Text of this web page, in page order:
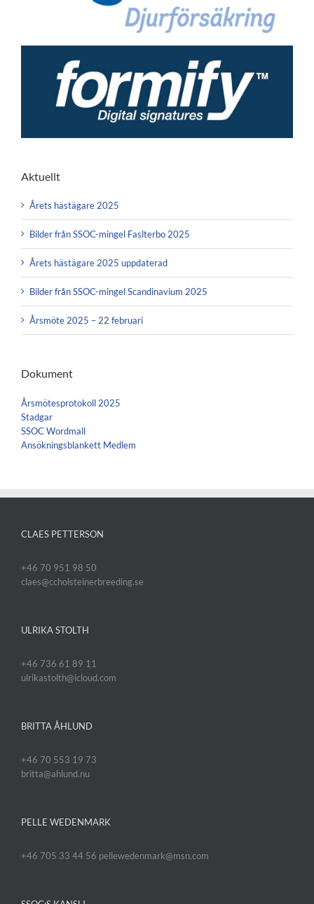
Aktuellt
Årets hästägare 2025
Bilder från SSOC-mingel Faslterbo 2025
Årets hästägare 2025 uppdaterad
Bilder från SSOC-mingel Scandinavium 2025
Årsmöte 2025 – 22 februari
Dokument
Årsmötesprotokoll 2025
Stadgar
SSOC Wordmall
Ansökningsblankett Medlem
CLAES PETTERSON
+46 70 951 98 50
claes@ccholsteinerbreeding.se
ULRIKA STOLTH
+46 736 61 89 11
ulrikastolth@icloud.com
BRITTA ÅHLUND
+46 70 553 19 73
britta@ahlund.nu
PELLE WEDENMARK
+46 705 33 44 56 pellewedenmark@msn.com